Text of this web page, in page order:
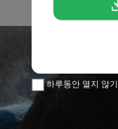
하루동안 열지 않기